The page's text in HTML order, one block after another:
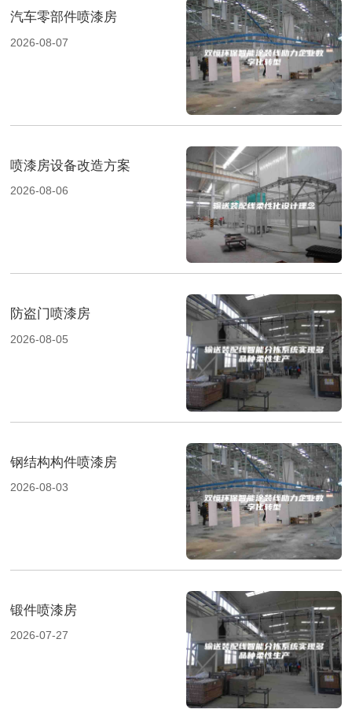
汽车零部件喷漆房
2026-08-07
喷漆房设备改造方案
2026-08-06
防盗门喷漆房
2026-08-05
钢结构构件喷漆房
2026-08-03
锻件喷漆房
2026-07-27